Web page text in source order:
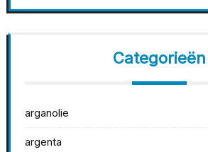
Categorieën
arganolie
argenta